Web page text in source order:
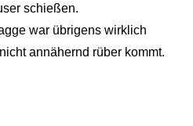
schießen.
war übrigens wirklich
annähernd rüber kommt.